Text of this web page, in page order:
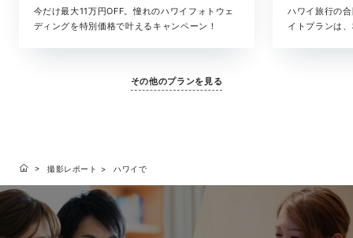
今だけ最大11万円OFF。憧れのハワイフォトウェ
ディングを特別価格で叶えるキャンペーン！
ハワイ旅行の
イトプランは
その他のプランを見る
撮影レポート ハワイで